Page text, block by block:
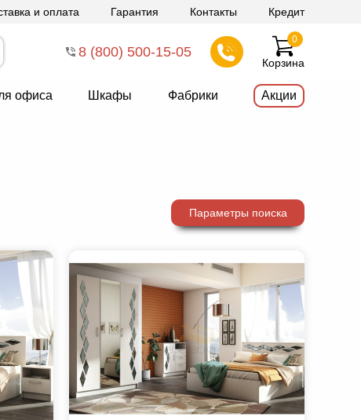
и оплата Гарантия Контакты Кредит
8 (800) 500-15-05
Корзина
0
офиса Шкафы Фабрики Акции
Параметры поиска